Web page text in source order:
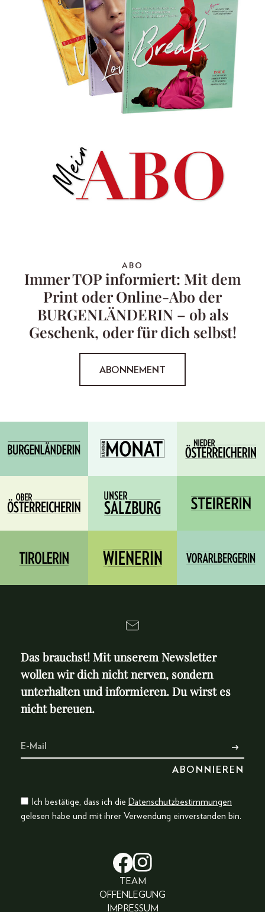
ABO
Immer TOP informiert: Mit dem
Print oder Online-Abo der
BURGENLÄNDERIN – ob als
Geschenk, oder für dich selbst!
ABONNEMENT
Das brauchst! Mit unserem Newsletter
wollen wir dich nicht nerven, sondern
unterhalten und informieren. Du wirst es
nicht bereuen.
Ich bestätige, dass ich die Datenschutzbestimmungen
gelesen habe und mit ihrer Verwendung einverstanden bin.
TEAM
OFFENLEGUNG
IMPRESSUM